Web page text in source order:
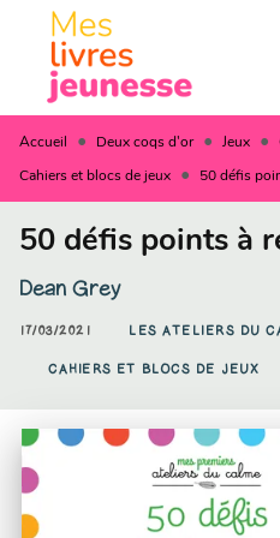
MENU
PIED DE PAGE
Accueil • Deux coqs d'or • Jeux •
Cahiers et blocs de jeux • 50 défis
50 défis points à
Dean Grey
17/03/2021 LES ATELIERS DU
CAHIERS ET BLOCS DE JEUX